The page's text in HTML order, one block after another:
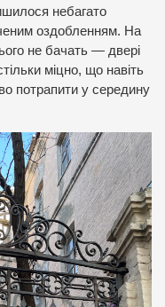
небагато
оздобленням. На
не бачать — двері
міцно, що навіть
потрапити у середину